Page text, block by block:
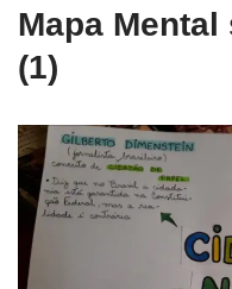
Mapa
(1)